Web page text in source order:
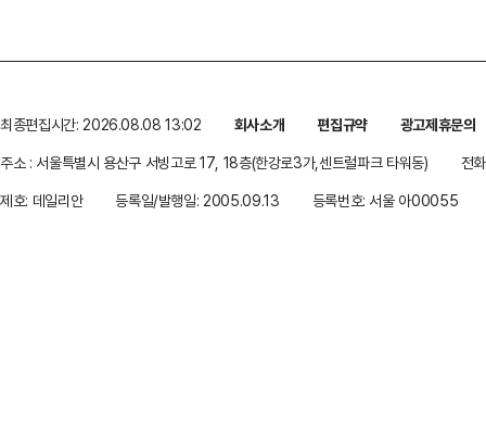
최종편집시간: 2026.08.08 13:02 회사소개 편집규약
광고제휴문의
주소 : 서울특별시 용산구 서빙고로 17, 18층(한강로3가,센트럴파크 타워동)
전
제호: 데일리안
등록일/발행일: 2005.09.13 등록번호: 서울 아00055